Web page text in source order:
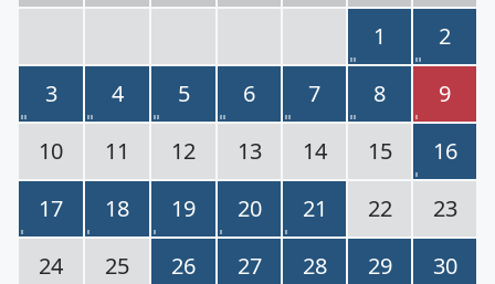
1
2
3
4 5 6 7 8
9
10
11 12 13 14 15
16
17
18 19 20 21 22
23
24
25 26 27 28 29
30